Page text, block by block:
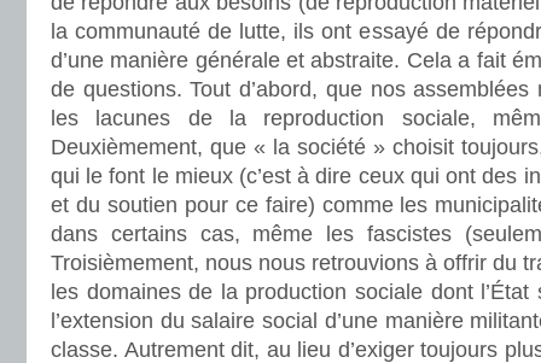
la communauté de lutte, ils ont essayé de
d’une manière générale et abstraite. Cela a fait
de questions. Tout d’abord, que nos
les lacunes de la reproduction sociale,
Deuxièmement, que « la société » choisit
qui le font le mieux (c’est à dire ceux qui ont des
et du soutien pour ce faire) comme les
dans certains cas, même les fascistes
Troisièmement, nous nous retrouvions à offrir du
les domaines de la production sociale dont l’État
l’extension du salaire social d’une manière
classe. Autrement dit, au lieu d’exiger toujours